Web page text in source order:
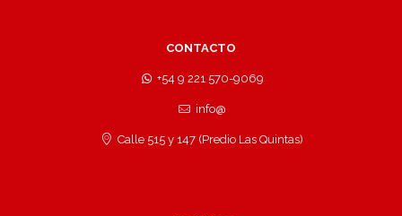
CONTACTO
+54 9 221 570-9069
info@
Calle 515 y 147 (Predio Las Quintas)